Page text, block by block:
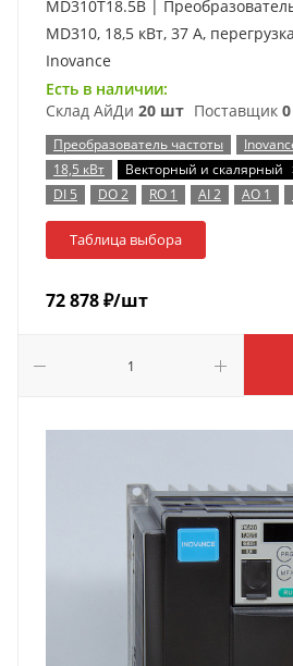
MD310T18.5B | Преобразователь частоты, серия
MD310, 18,5 кВт, 37 А,
Inovance
Есть в наличии:
Склад АйДи 20 шт Поставщик
Преобразователь частоты
18,5 кВт
Векторный и скалярный
DI 5
DO 2 RO 1 AI 2 AO 1
Таблица выбора
72 878₽/шт